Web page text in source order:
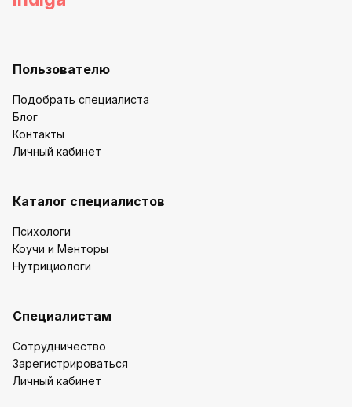
Пользователю
Подобрать специалиста
Блог
Контакты
Личный кабинет
Каталог специалистов
Психологи
Коучи и Менторы
Нутрициологи
Специалистам
Сотрудничество
Зарегистрироваться
Личный кабинет